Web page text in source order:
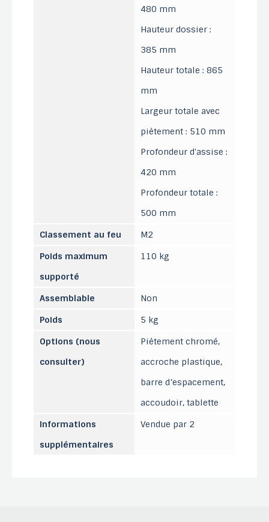
480 mm
Hauteur dossier :
385 mm
Hauteur totale : 865
mm
Largeur totale avec
piètement : 510 mm
Profondeur d'assise :
420 mm
Profondeur totale :
500 mm
Classement au feu
M2
Poids maximum
supporté
110 kg
Assemblable
Non
Poids
5 kg
Options (nous
consulter)
Piètement chromé,
accroche plastique,
barre d’espacement,
accoudoir, tablette
Informations
supplémentaires
Vendue par 2